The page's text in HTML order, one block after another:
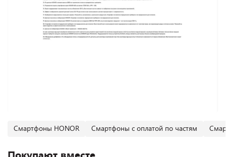
Смартфоны HONOR Смартфоны с оплатой по частям